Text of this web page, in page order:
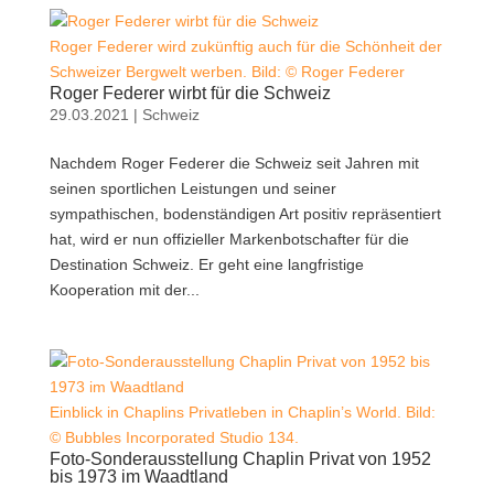
Roger Federer wird zukünftig auch für die Schönheit der
Schweizer Bergwelt werben. Bild: © Roger Federer
Roger Federer wirbt für die Schweiz
29.03.2021 | Schweiz
Nachdem Roger Federer die Schweiz seit Jahren mit
seinen sportlichen Leistungen und seiner
sympathischen, bodenständigen Art positiv repräsentiert
hat, wird er nun offizieller Markenbotschafter für die
Destination Schweiz. Er geht eine langfristige
Kooperation mit der...
Einblick in Chaplins Privatleben in Chaplin’s World. Bild:
© Bubbles Incorporated Studio 134.
Foto-Sonderausstellung Chaplin Privat von 1952
bis 1973 im Waadtland